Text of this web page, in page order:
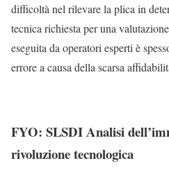
difficoltà nel rilevare la plica in
tecnica richiesta per una
eseguita da operatori esperti è
errore a causa della scarsa
FYO: SLSDI Analisi
rivoluzione tecnologica